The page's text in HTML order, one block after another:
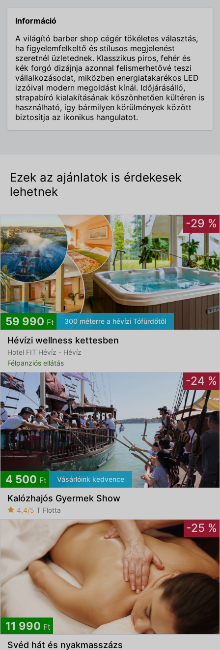
Információ
A világító barber shop cégér tökéletes választás,
ha figyelemfelkeltő és stílusos megjelenést
szeretnél üzletednek. Klasszikus piros, fehér és
kék forgó dizájnja azonnal felismerhetővé teszi
vállalkozásodat, miközben energiatakarékos LED
izzóival modern megoldást kínál. Időjárásálló,
strapabíró kialakításának köszönhetően kültéren is
használható, így bármilyen körülmények között
biztosítja az ikonikus hangulatot.
Ezek az ajánlatok is érdekesek
lehetnek
-29 %
59 990 Ft 300 méterre a hévízi Tófürdőtől
Hévízi wellness kettesben
Hotel FIT Hévíz - Hévíz
Félpanziós ellátás
-24 %
4 500 Ft Vásárlóink kedvence
Kalózhajós Gyermek Show
4,4/5 T Flotta
-25 %
11 990 Ft
Svéd hát és nyakmasszázs